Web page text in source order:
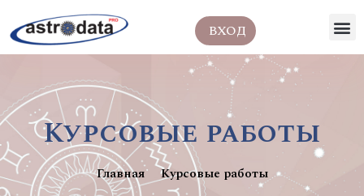
ВХОД
Курсовые работы
Главная Курсовые работы